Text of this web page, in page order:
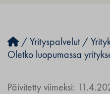
/ Yrityspalvelut /
Oletko luopumassa
Päivitetty viimeksi: